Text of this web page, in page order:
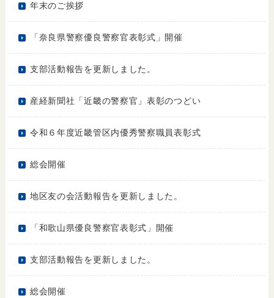
年末のご挨拶
「奈良県警察優良警察官表彰式」開催
支部活動報告を更新しました。
産経新聞社「近畿の警察官」表彰のつどい
令和６年度近畿管区内優秀警察職員表彰式
総会開催
地区友の会活動報告を更新しました。
「和歌山県優良警察官表彰式」開催
支部活動報告を更新しました。
総会開催